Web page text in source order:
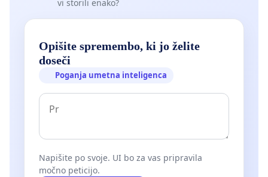
vi storili enako?
Opišite spremembo, ki jo želite
doseči
Poganja umetna inteligenca
Napišite po svoje. UI bo za vas pripravila
močno peticijo.